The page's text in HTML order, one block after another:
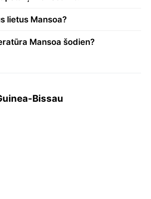
lietus Mansoa?
Mansoa šodien?
Bissau